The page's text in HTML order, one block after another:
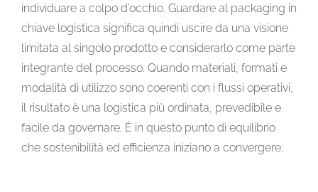
individuare a colpo d’occhio. Guardare al packaging in
chiave logistica significa quindi uscire da una visione
limitata al singolo prodotto e considerarlo come parte
integrante del processo. Quando materiali, formati e
modalità di utilizzo sono coerenti con i flussi operativi,
il risultato è una logistica più ordinata, prevedibile e
facile da governare. È in questo punto di equilibrio
che sostenibilità ed efficienza iniziano a convergere.